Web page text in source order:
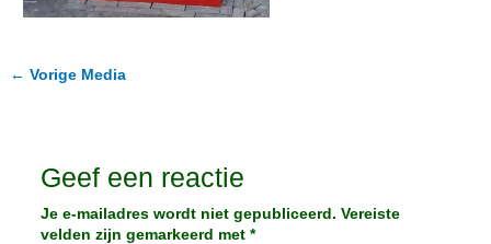
← Vorige Media
Geef een reactie
Je e-mailadres wordt niet gepubliceerd. Vereiste
velden zijn gemarkeerd met *